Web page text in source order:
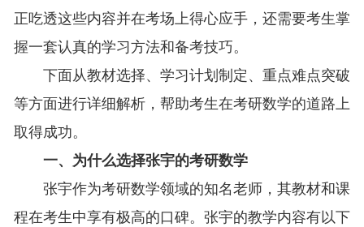
正吃透这些内容并在考场上得心应手，还需要考生掌
握一套认真的学习方法和备考技巧。
下面从教材选择、学习计划制定、重点难点突破
等方面进行详细解析，帮助考生在考研数学的道路上
取得成功。
一、为什么选择张宇的考研数学
张宇作为考研数学领域的知名老师，其教材和课
程在考生中享有极高的口碑。张宇的教学内容有以下